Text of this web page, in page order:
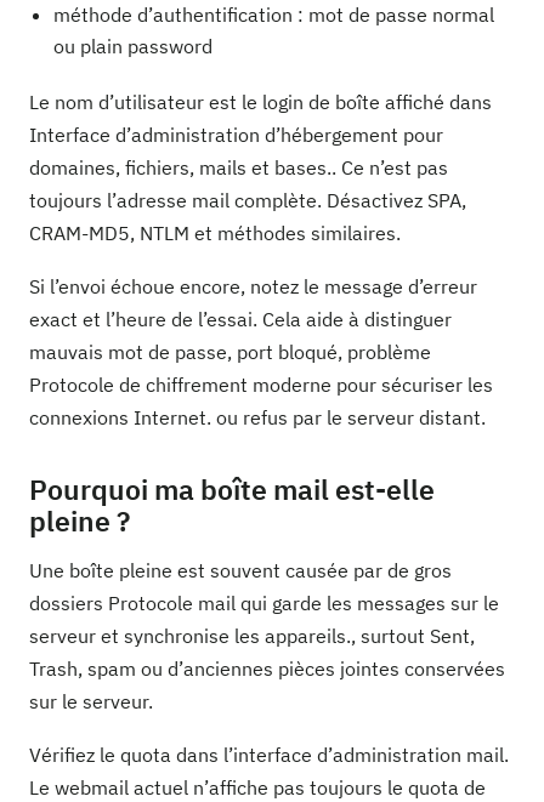
méthode d’authentification : mot de passe normal
ou plain password
Le nom d’utilisateur est le login de boîte affiché dans
Interface d’administration d’hébergement pour
domaines, fichiers, mails et bases.. Ce n’est pas
toujours l’adresse mail complète. Désactivez SPA,
CRAM-MD5, NTLM et méthodes similaires.
Si l’envoi échoue encore, notez le message d’erreur
exact et l’heure de l’essai. Cela aide à distinguer
mauvais mot de passe, port bloqué, problème
Protocole de chiffrement moderne pour sécuriser les
connexions Internet. ou refus par le serveur distant.
Pourquoi ma boîte mail est-elle
pleine ?
Une boîte pleine est souvent causée par de gros
dossiers Protocole mail qui garde les messages sur le
serveur et synchronise les appareils., surtout Sent,
Trash, spam ou d’anciennes pièces jointes conservées
sur le serveur.
Vérifiez le quota dans l’interface d’administration mail.
Le webmail actuel n’affiche pas toujours le quota de